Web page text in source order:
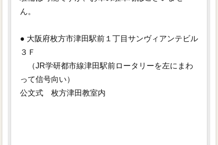
ん。
● 大阪府枚方市津田駅前１丁目サンヴィアンテビル
３Ｆ
（JR学研都市線津田駅前ロータリーを左にまわ
って信号向い）
公文式 枚方津田教室内